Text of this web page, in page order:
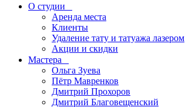
О студии
Аренда места
Клиенты
Удаление тату и татуажа лазером
Акции и скидки
Мастера
Ольга Зуева
Пётр Мавренков
Дмитрий Прохоров
Дмитрий Благовещенский